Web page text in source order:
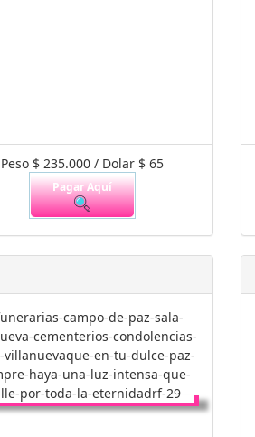
Peso $ 235.000 / Dolar $ 65
Pagar Aquí